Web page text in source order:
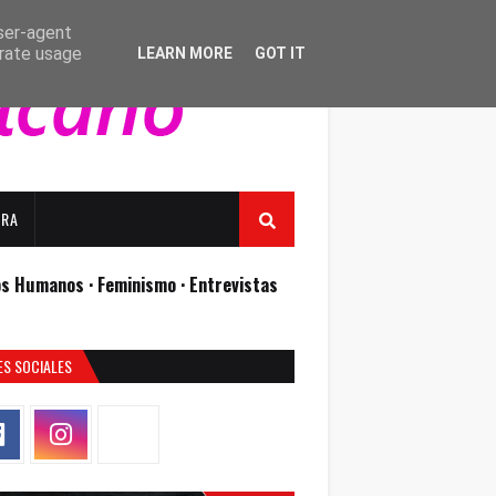
Humanos · Feminismo · Entrevistas
SOCIALES
agent
usage
LEARN MORE GOT IT